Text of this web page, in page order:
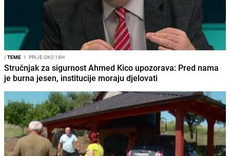
/TEME I PRIJE OKO 18H
Stručnjak za sigurnost Ahmed Kico upozorava: Pred nama
je burna jesen, institucije moraju djelovati